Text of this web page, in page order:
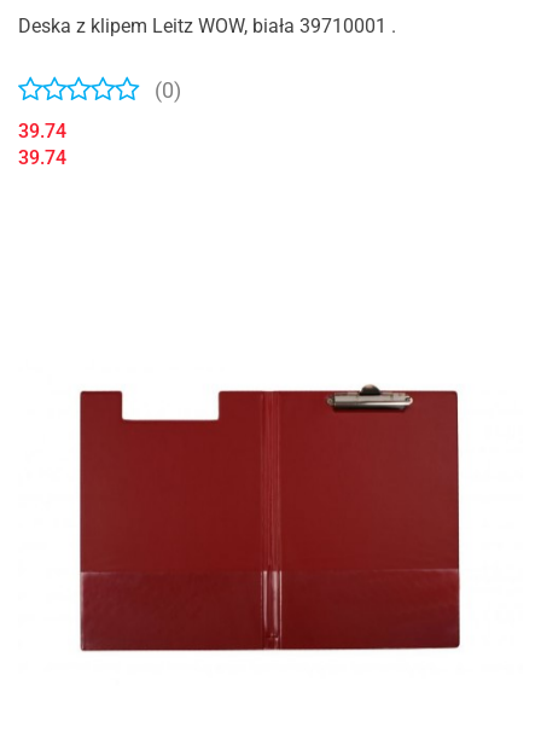
Deska z klipem Leitz WOW, biała 39710001 .
(0)
39.74
39.74